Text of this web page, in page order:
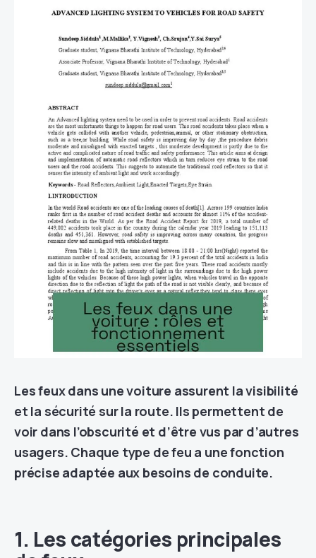
Les feux dans une voiture assurent la visibilité
et la sécurité sur la route. Ils permettent de
voir dans l’obscurité et d’être vus par d’autres
usagers. Chaque type de feu a une fonction
précise adaptée aux besoins de conduite.
1. Les catégories principales